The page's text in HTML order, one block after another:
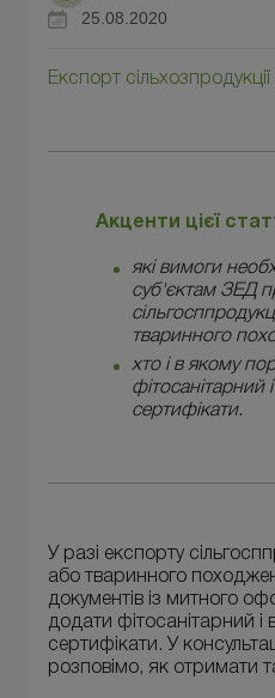
25.08.2020
Експорт
Акценти цієї
які вимоги
суб'єктам ЗЕД
тваринного
хто і в якому
фітосанітарний
сертифікати.
У разі експорту
або тваринного
документів із митного
додати фітосанітарний і
сертифікати. У
розповімо, як отримати